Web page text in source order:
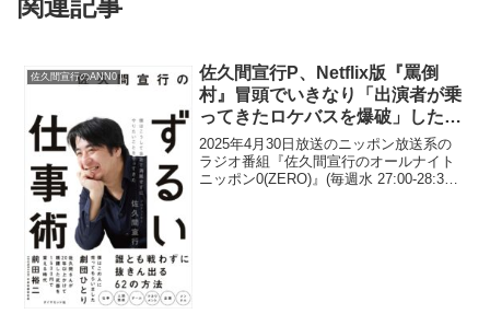
関連記事
佐久間宣行のANN0
佐久間宣行P、Netflix版『罵倒
村』冒頭でいきなり「出演者が乗
ってきたロケバスを爆破」したと
告白
2025年4月30日放送のニッポン放送系の
ラジオ番組『佐久間宣行のオールナイト
ニッポン0(ZERO)』(毎週水 27:00-28:30)